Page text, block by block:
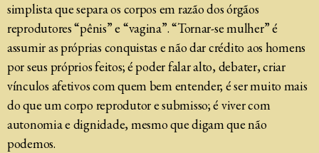
simplista que separa os corpos em razão dos órgãos
reprodutores “pênis” e “vagina”. “Tornar-se mulher” é
assumir as próprias conquistas e não dar crédito aos homens
por seus próprios feitos; é poder falar alto, debater, criar
vínculos afetivos com quem bem entender; é ser muito mais
do que um corpo reprodutor e submisso; é viver com
autonomia e dignidade, mesmo que digam que não
podemos.